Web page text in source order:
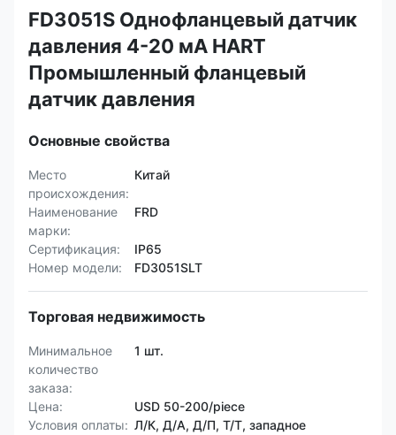
FD3051S Однофланцевый датчик
давления 4-20 мА HART
Промышленный фланцевый
датчик давления
Основные свойства
Место
происхождения:
Китай
Наименование
марки:
FRD
Сертификация:
IP65
Номер модели:
FD3051SLT
Торговая недвижимость
Минимальное
количество
заказа:
1 шт.
Цена:
USD 50-200/piece
Условия оплаты: Л/К, Д/А, Д/П, Т/Т, западное